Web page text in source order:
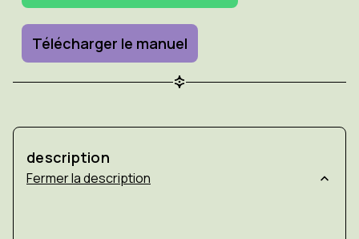
Télécharger le manuel
description
description